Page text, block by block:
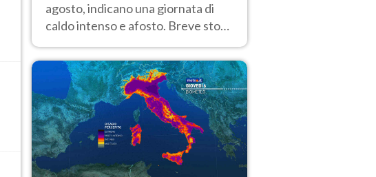
agosto, indicano una giornata di
caldo intenso e afosto. Breve stop
Nord.